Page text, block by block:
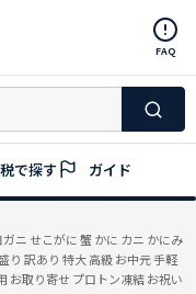
FAQ
で探す ガイド
ニ せこがに 蟹 かに カニ かにみ
り 訳あり 特大 高級 お中元 手軽
お取り寄せ プロトン凍結 お祝い